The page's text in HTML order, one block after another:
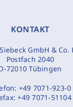
KONTAKT
GmbH & Co.
Postfach 2040
72010 Tübingen
+49 7071-923-0
+49 7071-51104